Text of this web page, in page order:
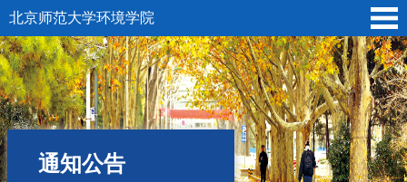
北京师范大学环境学院
通知公告